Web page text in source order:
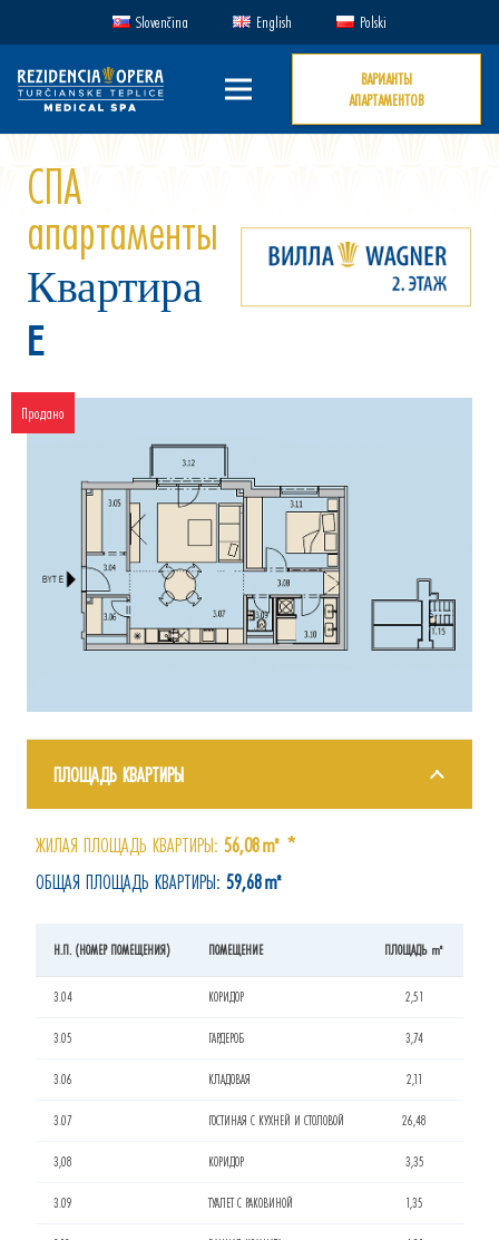
Slovenčina English Polski
ВАРИАНТЫ
АПАРТАМЕНТОВ
СПА
апартаменты
Квартира
E
Продано
ПЛОЩАДЬ КВАРТИРЫ
ЖИЛАЯ ПЛОЩАДЬ КВАРТИРЫ: 56,08㎡ *
ОБЩАЯ ПЛОЩАДЬ КВАРТИРЫ: 59,68㎡
Н.П. (НОМЕР ПОМЕЩЕНИЯ) ПОМЕЩЕНИЕ ПЛОЩАДЬ ㎡
3.04 КОРИДОР 2,51
3.05 ГАРДЕРОБ 3,74
3.06 КЛАДОВАЯ 2,11
3.07 ГОСТИНАЯ С КУХНЕЙ И СТОЛОВОЙ 26,48
3,08 КОРИДОР 3,35
3.09 ТУАЛЕТ С РАКОВИНОЙ 1,35